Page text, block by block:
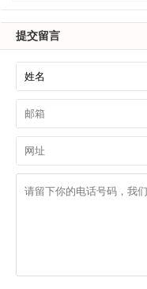
提交留言